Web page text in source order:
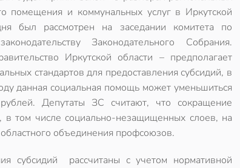
помещения и коммунальных услуг в Иркутской
был рассмотрен на заседании комитета по
Законодательного Собрания.
Иркутской области – предполагает
стандартов для предоставления субсидий, в
данная социальная помощь может уменьшиться
Депутаты ЗС считают, что сокращение
в том числе социально-незащищенных слоев, на
объединения профсоюзов.
субсидий рассчитаны с учетом нормативной